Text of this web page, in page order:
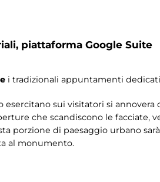
piattaforma Google Suite
i tradizionali appuntamenti
sui visitatori si
che scandiscono le facciate,
porzione di paesaggio urbano
al monumento.